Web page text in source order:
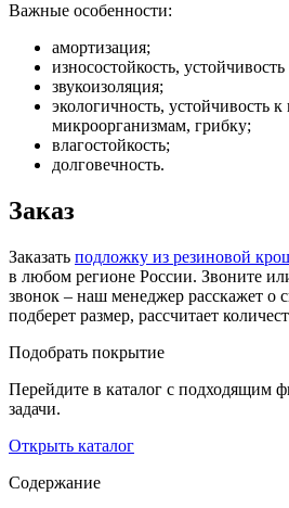
Важные особенности:
амортизация;
износостойкость,
звукоизоляция;
экологичность, устойчивость к
микроорганизмам, грибку;
влагостойкость;
долговечность.
Заказ
Заказать подложку из резиновой
в любом регионе России. Звоните
звонок – наш менеджер расскажет о
подберет размер, рассчитает
Подобрать покрытие
Перейдите в каталог с подходящим
задачи.
Открыть каталог
Содержание